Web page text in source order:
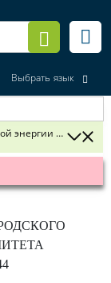
Выбрать язык
энергии на